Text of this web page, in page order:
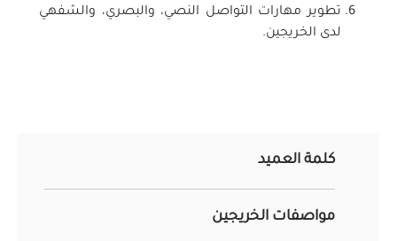
تطوير مهارات التواصل النصي، والبصري، والشفهي
لدى الخريجين.
كلمة العميد
مواصفات الخريجين